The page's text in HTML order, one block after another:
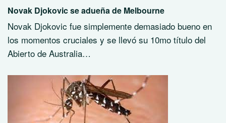
Novak Djokovic se adueña de Melbourne
Novak Djokovic fue simplemente demasiado bueno en
los momentos cruciales y se llevó su 10mo título del
Abierto de Australia…